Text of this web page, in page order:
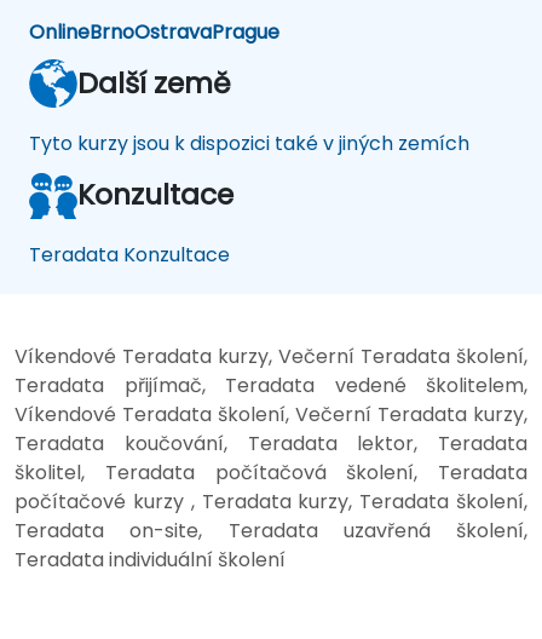
OnlineBrnoOstravaPrague
Další země
Tyto kurzy jsou k dispozici také v jiných zemích
Konzultace
Teradata Konzultace
Víkendové Teradata kurzy, Večerní Teradata školení,
Teradata přijímač, Teradata vedené školitelem,
Víkendové Teradata školení, Večerní Teradata kurzy,
Teradata koučování, Teradata lektor, Teradata
školitel, Teradata počítačová školení, Teradata
počítačové kurzy , Teradata kurzy, Teradata školení,
Teradata on-site, Teradata uzavřená školení,
Teradata individuální školení